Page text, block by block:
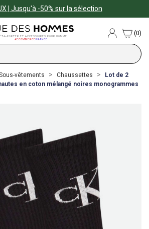
| Jusqu'à -50% sur la sélection
À-PORTER ET ACCESSOIRES POUR HOMME
#ECOMMERCEFRANCE
(0)
vêtements Chaussettes
Lot de 2
en coton mélangé noires monogrammes